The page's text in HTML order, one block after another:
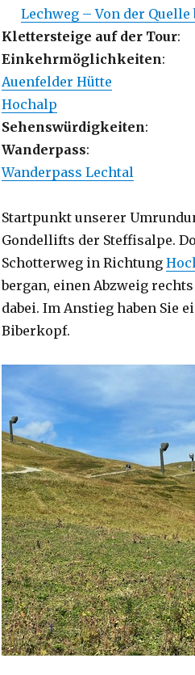
Lechweg – Von der
Klettersteige auf der Tour:
Einkehrmöglichkeiten:
Auenfelder Hütte
Hochalp
Sehenswürdigkeiten:
Wanderpass:
Wanderpass Lechtal
Startpunkt unserer
Gondellifts der Steffisalpe.
Schotterweg in Richtung
bergan, einen Abzweig
dabei. Im Anstieg haben Sie
Biberkopf.